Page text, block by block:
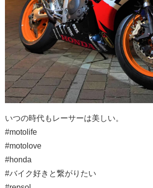
いつの時代もレーサーは美しい。
#motolife
#motolove
#honda
#バイク好きと繋がりたい